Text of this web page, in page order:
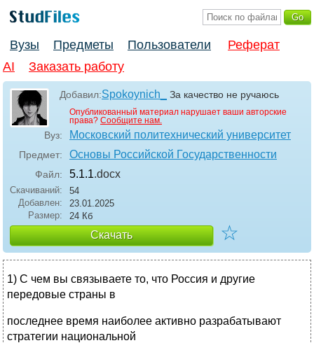
Вузы Предметы Пользователи
Реферат
AI
Заказать работу
Добавил:Spokoynich_ За качество не ручаюсь
Опубликованный материал нарушает ваши авторские
права? Сообщите нам.
Вуз: Московский политехнический университет
Предмет: Основы Российской Государственности
Файл: 5.1.1.docx
Скачиваний:
54
Добавлен:
23.01.2025
Размер:
24 Кб
Скачать ☆
1) С чем вы связываете то, что Россия и другие
передовые страны в
последнее время наиболее активно разрабатывают
стратегии национальной